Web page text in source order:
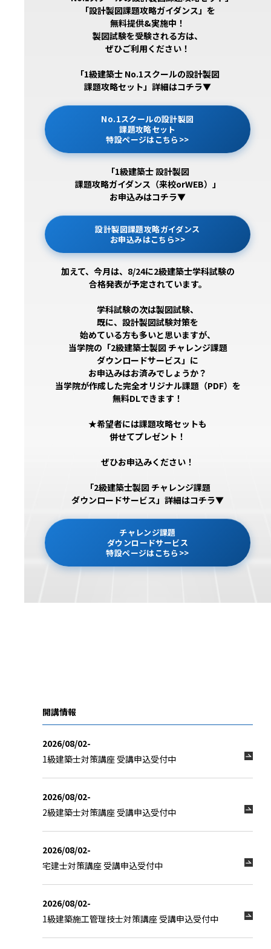
「設計製図課題攻略ガイダンス」を
無料提供&実施中！
製図試験を受験される方は、
ぜひご利用ください！
「1級建築士 No.1スクールの設計製図
課題攻略セット」詳細はコチラ▼
No.1スクールの設計製図
課題攻略セット
特設ページはこちら>>
「1級建築士 設計製図
課題攻略ガイダンス（来校orWEB）」
お申込みはコチラ▼
設計製図課題攻略ガイダンス
お申込みはこちら>>
加えて、今月は、8/24に2級建築士学科試験の
合格発表が予定されています。
学科試験の次は製図試験、
既に、設計製図試験対策を
始めている方も多いと思いますが、
当学院の「2級建築士製図 チャレンジ課題
ダウンロードサービス」に
お申込みはお済みでしょうか？
当学院が作成した完全オリジナル課題（PDF）を
無料DLできます！
★希望者には課題攻略セットも
併せてプレゼント！
ぜひお申込みください！
「2級建築士製図 チャレンジ課題
ダウンロードサービス」詳細はコチラ▼
チャレンジ課題
ダウンロードサービス
特設ページはこちら>>
開講情報
2026/08/02-
1級建築士対策講座 受講申込受付中
2026/08/02-
2級建築士対策講座 受講申込受付中
2026/08/02-
宅建士対策講座 受講申込受付中
2026/08/02-
1級建築施工管理技士対策講座 受講申込受付中